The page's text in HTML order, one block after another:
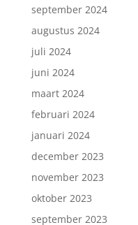
september 2024
augustus 2024
juli 2024
juni 2024
maart 2024
februari 2024
januari 2024
december 2023
november 2023
oktober 2023
september 2023